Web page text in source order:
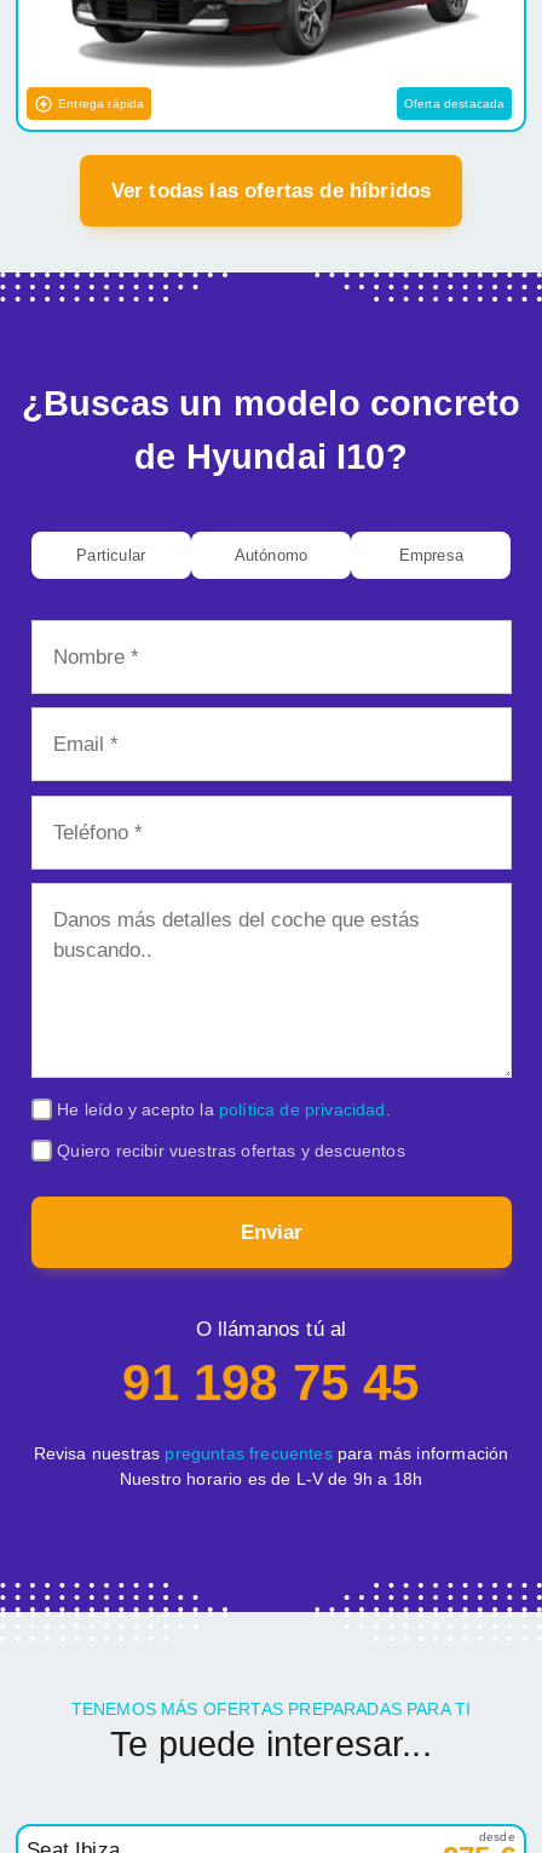
Entrega rápida Oferta destacada
Ver todas las ofertas de híbridos
¿Buscas un modelo concreto
de Hyundai I10?
Particular Autónomo Empresa
He leído y acepto la política de privacidad.
Quiero recibir vuestras ofertas y descuentos
Enviar
O llámanos tú al
91 198 75 45
Revisa nuestras preguntas frecuentespara más información
Nuestro horario es de L-V de 9h a 18h
TENEMOS MÁS OFERTAS PREPARADAS PARA TI
Te puede interesar...
desde